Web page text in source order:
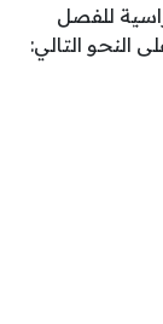
(9) وحدات دراسية للفصل